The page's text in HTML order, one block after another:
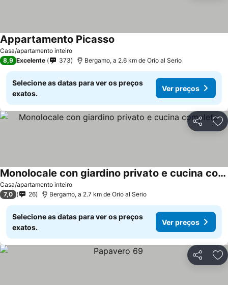
Casa/apartamento inteiro
Appartamento Picasso
8,9 Excelente 373 Bergamo, a 2.6 km de Orio al Serio
Selecione as datas para ver os preços
exatos.
Ver preços
Partilhar
Casa/apartamento inteiro
Monolocale con giardino privato e cucina completa
7,0 26 Bergamo, a 2.7 km de Orio al Serio
Selecione as datas para ver os preços
exatos.
Ver preços
Partilhar